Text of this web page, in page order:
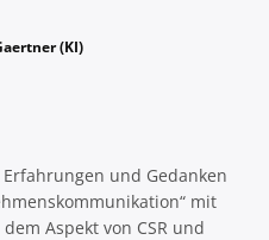
(KI)
und Gedanken
mit
Aspekt von CSR und